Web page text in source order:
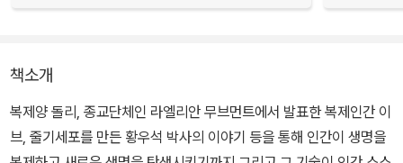
책소개
복제양 돌리, 종교단체인 라엘리안 무브먼트에서 발표한 복제인간 이
브, 줄기세포를 만든 황우석 박사의 이야기 등을 통해 인간이 생명을